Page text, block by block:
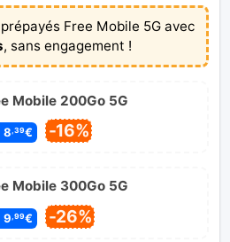
Free Mobile 5G avec
, sans engagement !
Mobile 200Go 5G
8 ,39€ -16%
Mobile 300Go 5G
9 ,99€ -26%